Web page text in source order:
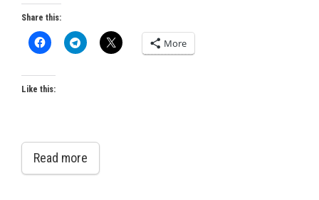
Share this:
More
Like this:
Read more